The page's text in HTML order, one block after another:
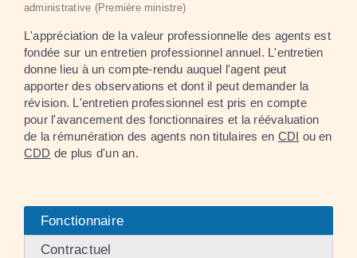
administrative (Première ministre)
L'appréciation de la valeur professionnelle des agents est
fondée sur un entretien professionnel annuel. L'entretien
donne lieu à un compte-rendu auquel l'agent peut
apporter des observations et dont il peut demander la
révision. L'entretien professionnel est pris en compte
pour l'avancement des fonctionnaires et la réévaluation
de la rémunération des agents non titulaires en CDI ou en
CDD de plus d'un an.
Fonctionnaire
Contractuel